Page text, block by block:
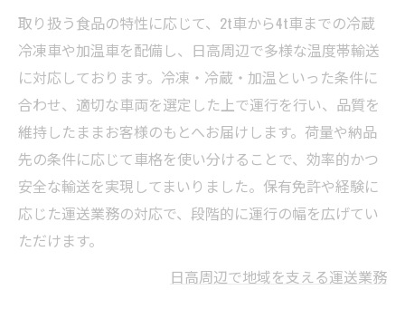
取り扱う食品の特性に応じて、2t車から4t車までの冷蔵
冷凍車や加温車を配備し、日高周辺で多様な温度帯輸送
に対応しております。冷凍・冷蔵・加温といった条件に
合わせ、適切な車両を選定した上で運行を行い、品質を
維持したままお客様のもとへお届けします。荷量や納品
先の条件に応じて車格を使い分けることで、効率的かつ
安全な輸送を実現してまいりました。保有免許や経験に
応じた運送業務の対応で、段階的に運行の幅を広げてい
ただけます。
日高周辺で地域を支える運送業務